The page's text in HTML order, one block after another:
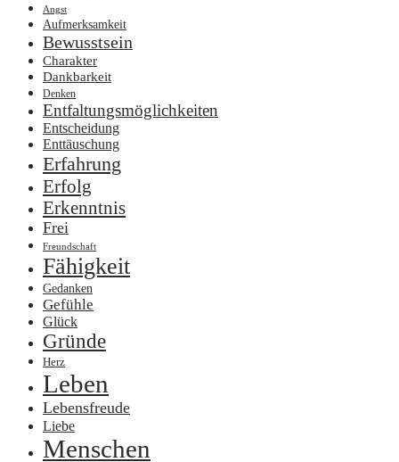
Angst
Aufmerksamkeit
Bewusstsein
Charakter
Dankbarkeit
Denken
Entfaltungsmöglichkeiten
Entscheidung
Enttäuschung
Erfahrung
Erfolg
Erkenntnis
Frei
Freundschaft
Fähigkeit
Gedanken
Gefühle
Glück
Gründe
Herz
Leben
Lebensfreude
Liebe
Menschen